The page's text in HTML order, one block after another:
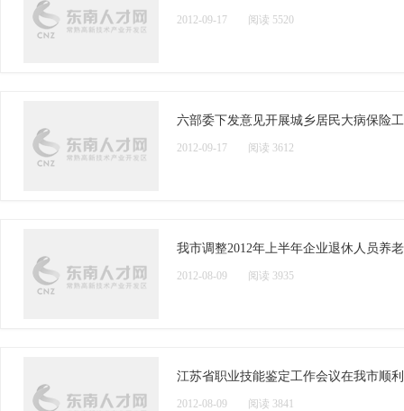
2012-09-17 阅读 5520
六部委下发意见开展城乡居民大病保险
2012-09-17 阅读 3612
我市调整2012年上半年企业退休人员养
2012-08-09 阅读 3935
江苏省职业技能鉴定工作会议在我市顺
2012-08-09 阅读 3841